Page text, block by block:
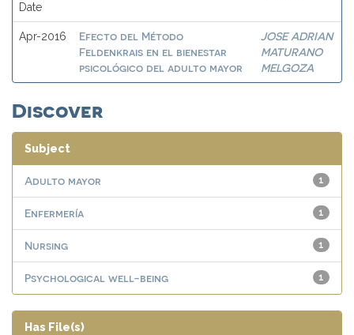
Date
Apr-2016
Efecto del Método
Feldenkrais en el bienestar
psicológico del adulto mayor
JOSE ADRIAN
MATURANO
MELGOZA
Discover
Subject
1
Adulto mayor
1
Enfermería
1
Nursing
1
Psychological well-being
Has File(s)